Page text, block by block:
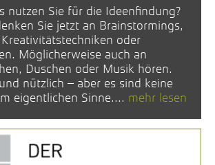
nutzen Sie für die Ideenfindung?
Sie jetzt an Brainstormings,
oder
Möglicherweise auch an
Duschen oder Musik hören.
nützlich – aber es sind keine
eigentlichen Sinne.... mehr lesen